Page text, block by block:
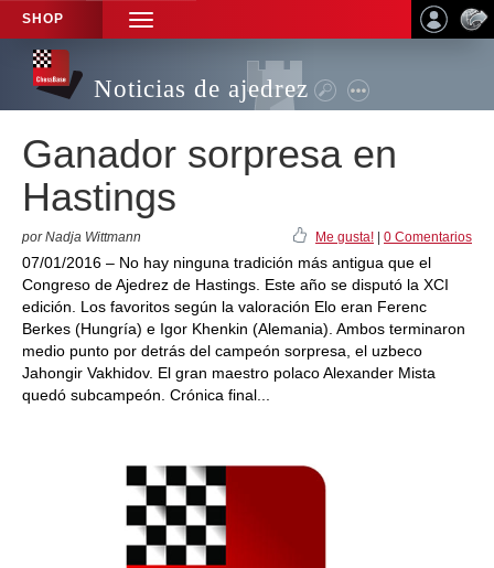
SHOP
TOGGLE
NAVIGATION
Noticias de ajedrez
Ganador sorpresa en
Hastings
por Nadja Wittmann Me gusta! 0 Comentarios
07/01/2016 – No hay ninguna tradición más antigua que el
Congreso de Ajedrez de Hastings. Este año se disputó la XCI
edición. Los favoritos según la valoración Elo eran Ferenc
Berkes (Hungría) e Igor Khenkin (Alemania). Ambos terminaron
medio punto por detrás del campeón sorpresa, el uzbeco
Jahongir Vakhidov. El gran maestro polaco Alexander Mista
quedó subcampeón. Crónica final...